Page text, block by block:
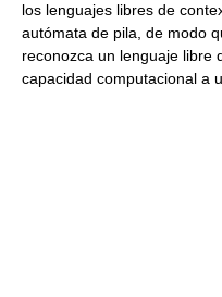
los lenguajes libres de
autómata de pila, de modo
reconozca un lenguaje libre
capacidad computacional a